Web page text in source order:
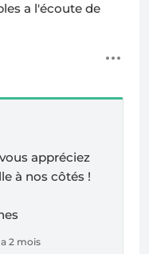
a l'écoute de
appréciez
à nos côtés !
2 mois